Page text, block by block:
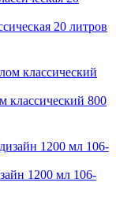
20 литров
800
1200 мл 106-